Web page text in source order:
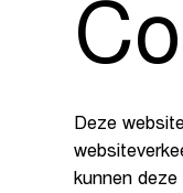
Deze
kunnen